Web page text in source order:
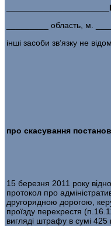
_________ область, м.
інші засоби зв’язку не
про скасування
15 березня 2011 року
протокол про
другорядною дорогою,
проїзду перехрестя
вигляді штрафу в сумі